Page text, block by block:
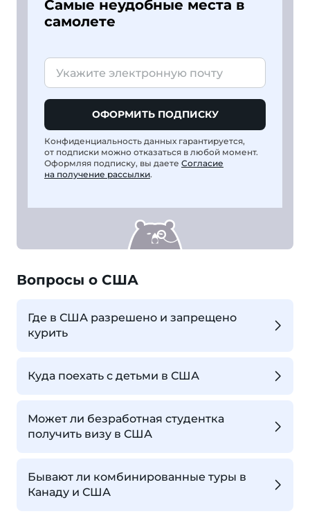
Самые неудобные места в
самолете
ОФОРМИТЬ ПОДПИСКУ
Конфиденциальность данных гарантируется,
от подписки можно отказаться в любой момент.
Оформляя подписку, вы даете Согласие
на получение рассылки.
Вопросы о США
Где в США разрешено и запрещено
курить
Куда поехать с детьми в США
Может ли безработная студентка
получить визу в США
Бывают ли комбинированные туры в
Канаду и США